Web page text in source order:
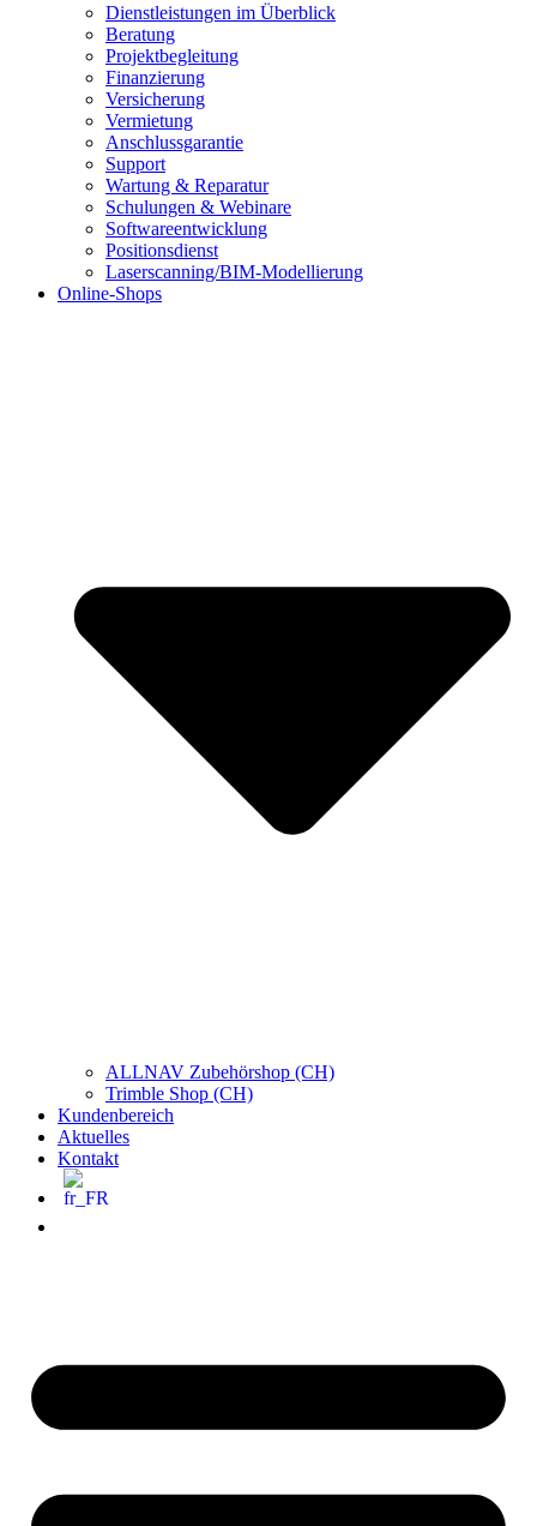
Dienstleistungen im Überblick
Beratung
Projektbegleitung
Finanzierung
Versicherung
Vermietung
Anschlussgarantie
Support
Wartung & Reparatur
Schulungen & Webinare
Softwareentwicklung
Positionsdienst
Laserscanning/BIM-Modellierung
Online-Shops
ALLNAV Zubehörshop (CH)
Trimble Shop (CH)
Kundenbereich
Aktuelles
Kontakt